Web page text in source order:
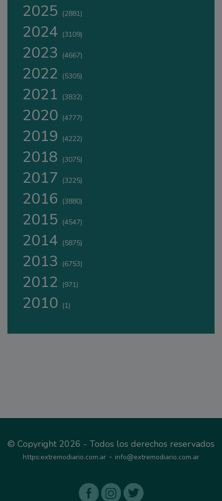
2025 (2881)
2024 (3109)
2023 (4667)
2022 (5305)
2021 (3832)
2020 (4777)
2019 (4222)
2018 (3075)
2017 (3225)
2016 (3880)
2015 (4547)
2014 (5875)
2013 (6753)
2012 (971)
2010 (1)
© Copyright 2026 - Todos los derechos reservados
https:extremodiario.com.ar - info@extremodiario.com.ar